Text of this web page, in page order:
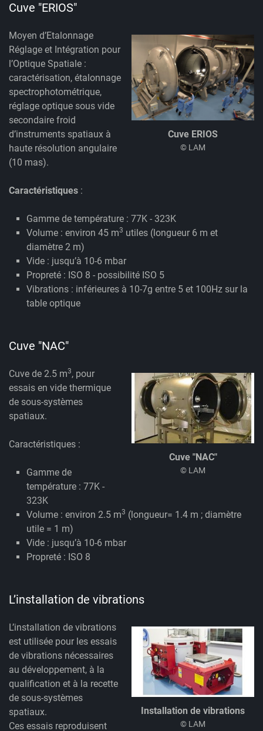
Cuve "ERIOS"
Cuve ERIOS
© LAM
Moyen d’Etalonnage
Réglage et Intégration pour
l’Optique Spatiale :
caractérisation, étalonnage
spectrophotométrique,
réglage optique sous vide
secondaire froid
d’instruments spatiaux à
haute résolution angulaire
(10 mas).
Caractéristiques :
Gamme de température : 77K - 323K
Volume : environ 45 m3 utiles (longueur 6 m et
diamètre 2 m)
Vide : jusqu’à 10-6 mbar
Propreté : ISO 8 - possibilité ISO 5
Vibrations : inférieures à 10-7g entre 5 et 100Hz sur la
table optique
Cuve "NAC"
Cuve "NAC"
© LAM
Cuve de 2.5 m3, pour
essais en vide thermique
de sous-systèmes
spatiaux.
Caractéristiques :
Gamme de
température : 77K -
323K
Volume : environ 2.5 m3 (longueur= 1.4 m ; diamètre
utile = 1 m)
Vide : jusqu’à 10-6 mbar
Propreté : ISO 8
L’installation de vibrations
Installation de vibrations
© LAM
L’installation de vibrations
est utilisée pour les essais
de vibrations nécessaires
au développement, à la
qualification et à la recette
de sous-systèmes
spatiaux.
Ces essais reproduisent